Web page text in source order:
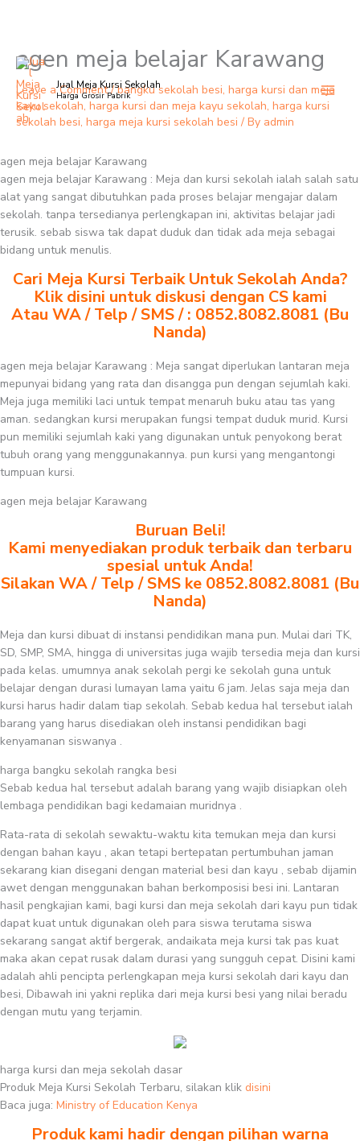
Skip
content
Jual Meja Kursi Sekolah
Harga Grosir Pabrik
agen meja belajar Karawang
Leave a Comment /bangku sekolah besi, harga kursi dan meja
kayu sekolah, harga kursi dan meja kayu sekolah, harga kursi
sekolah besi, harga meja kursi sekolah besi / By admin
agen meja belajar Karawang
agen meja belajar Karawang : Meja dan kursi sekolah ialah salah satu
alat yang sangat dibutuhkan pada proses belajar mengajar dalam
sekolah. tanpa tersedianya perlengkapan ini, aktivitas belajar jadi
terusik. sebab siswa tak dapat duduk dan tidak ada meja sebagai
bidang untuk menulis.
Cari Meja Kursi Terbaik Untuk Sekolah Anda?
Klik disini untuk diskusi dengan CS kami
Atau WA / Telp / SMS / : 0852.8082.8081 (Bu
Nanda)
agen meja belajar Karawang : Meja sangat diperlukan lantaran meja
mepunyai bidang yang rata dan disangga pun dengan sejumlah kaki.
Meja juga memiliki laci untuk tempat menaruh buku atau tas yang
aman. sedangkan kursi merupakan fungsi tempat duduk murid. Kursi
pun memiliki sejumlah kaki yang digunakan untuk penyokong berat
tubuh orang yang menggunakannya. pun kursi yang mengantongi
tumpuan kursi.
agen meja belajar Karawang
Buruan Beli!
Kami menyediakan produk terbaik dan terbaru
spesial untuk Anda!
Silakan WA / Telp / SMS ke 0852.8082.8081 (Bu
Nanda)
Meja dan kursi dibuat di instansi pendidikan mana pun. Mulai dari TK,
SD, SMP, SMA, hingga di universitas juga wajib tersedia meja dan kursi
pada kelas. umumnya anak sekolah pergi ke sekolah guna untuk
belajar dengan durasi lumayan lama yaitu 6 jam. Jelas saja meja dan
kursi harus hadir dalam tiap sekolah. Sebab kedua hal tersebut ialah
barang yang harus disediakan oleh instansi pendidikan bagi
kenyamanan siswanya .
harga bangku sekolah rangka besi
Sebab kedua hal tersebut adalah barang yang wajib disiapkan oleh
lembaga pendidikan bagi kedamaian muridnya .
Rata-rata di sekolah sewaktu-waktu kita temukan meja dan kursi
dengan bahan kayu , akan tetapi bertepatan pertumbuhan jaman
sekarang kian disegani dengan material besi dan kayu , sebab dijamin
awet dengan menggunakan bahan berkomposisi besi ini. Lantaran
hasil pengkajian kami, bagi kursi dan meja sekolah dari kayu pun tidak
dapat kuat untuk digunakan oleh para siswa terutama siswa
sekarang sangat aktif bergerak, andaikata meja kursi tak pas kuat
maka akan cepat rusak dalam durasi yang sungguh cepat. Disini kami
adalah ahli pencipta perlengkapan meja kursi sekolah dari kayu dan
besi, Dibawah ini yakni replika dari meja kursi besi yang nilai beradu
dengan mutu yang terjamin.
harga kursi dan meja sekolah dasar
Produk Meja Kursi Sekolah Terbaru, silakan klik disini
Baca juga: Ministry of Education Kenya
Produk kami hadir dengan pilihan warna